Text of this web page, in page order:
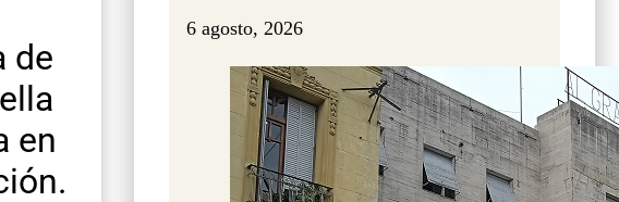
de
en
6 agosto, 2026